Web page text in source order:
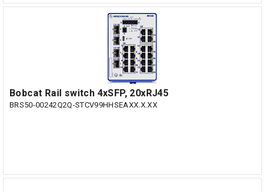
Bobcat Rail switch 4xSFP, 20xRJ45
BRS50-00242Q2Q-STCV99HHSEAXX.X.XX